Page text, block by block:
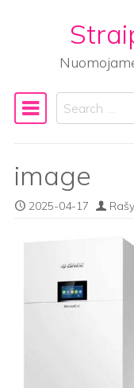
Main
Search
image
2025-04-17